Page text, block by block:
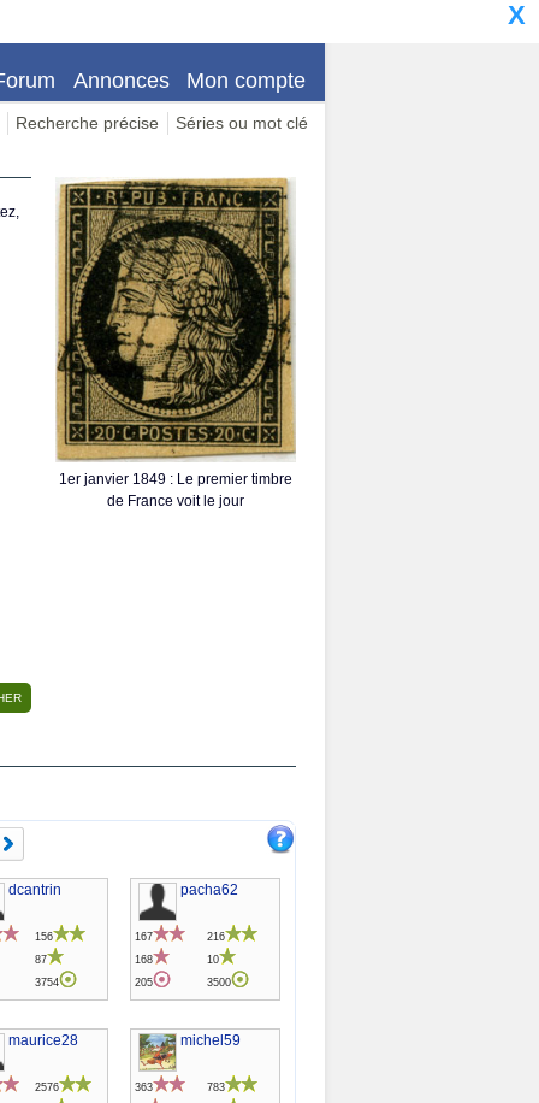
X
Annonces Mon compte
Recherche précise Séries ou mot clé
1er janvier 1849 : Le premier timbre
de France voit le jour
dcantrin
156
87
3754
pacha62
167
168
205
216
10
3500
maurice28
2576
michel59
363
783